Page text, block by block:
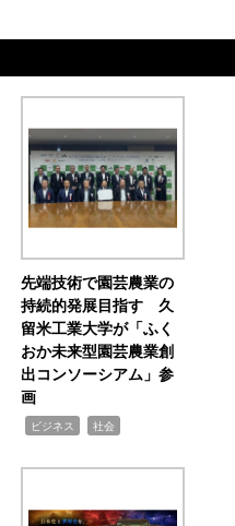
先端技術で園芸農業の
持続的発展目指す 久
留米工業大学が「ふく
おか未来型園芸農業創
出コンソーシアム」参
画
ビジネス 社会